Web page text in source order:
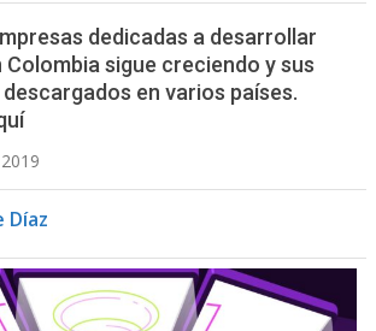
dedicadas a desarrollar
sigue creciendo y sus
en varios países.
Díaz